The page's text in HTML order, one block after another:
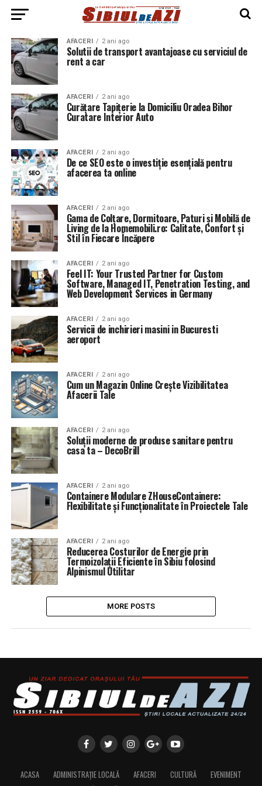
AFACERI 2 ani ago
Solutii de transport avantajoase cu serviciul de
rent a car
AFACERI 2 ani ago
Curățare Tapițerie la Domiciliu Oradea Bihor
Curatare Interior Auto
AFACERI 2 ani ago
De ce SEO este o investiție esențială pentru
afacerea ta online
AFACERI 2 ani ago
Gama de Colțare, Dormitoare, Paturi și Mobilă de
Living de la Homemobili.ro: Calitate, Confort și
Stil în Fiecare Încăpere
AFACERI 2 ani ago
Feel IT: Your Trusted Partner for Custom
Software, Managed IT, Penetration Testing, and
Web Development Services in Germany
AFACERI 2 ani ago
Servicii de inchirieri masini in Bucuresti
aeroport
AFACERI 2 ani ago
Cum un Magazin Online Crește Vizibilitatea
Afacerii Tale
AFACERI 2 ani ago
Soluții moderne de produse sanitare pentru
casa ta – DecoBrill
AFACERI 2 ani ago
Containere Modulare ZHouseContainere:
Flexibilitate și Funcționalitate în Proiectele Tale
AFACERI 2 ani ago
Reducerea Costurilor de Energie prin
Termoizolații Eficiente în Sibiu folosind
Alpinismul Utilitar
MORE POSTS
ACASA ADMINISTRAȚIE LOCALĂ AFACERI CULTURĂ
EVENIMENT